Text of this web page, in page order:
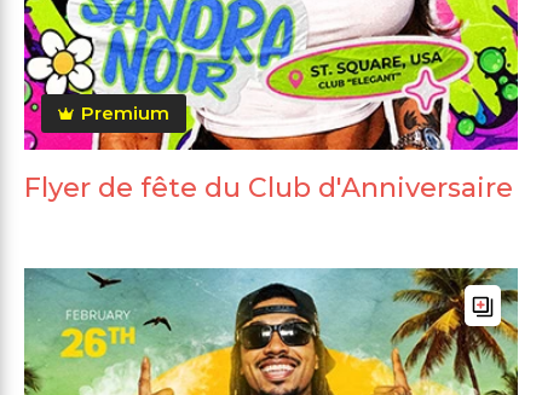
Premium
Flyer de fête du Club d'Anniversaire